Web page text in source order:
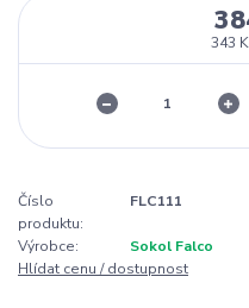
343
Číslo
produktu:
FLC111
Výrobce:
Sokol Falco
Hlídat cenu / dostupnost